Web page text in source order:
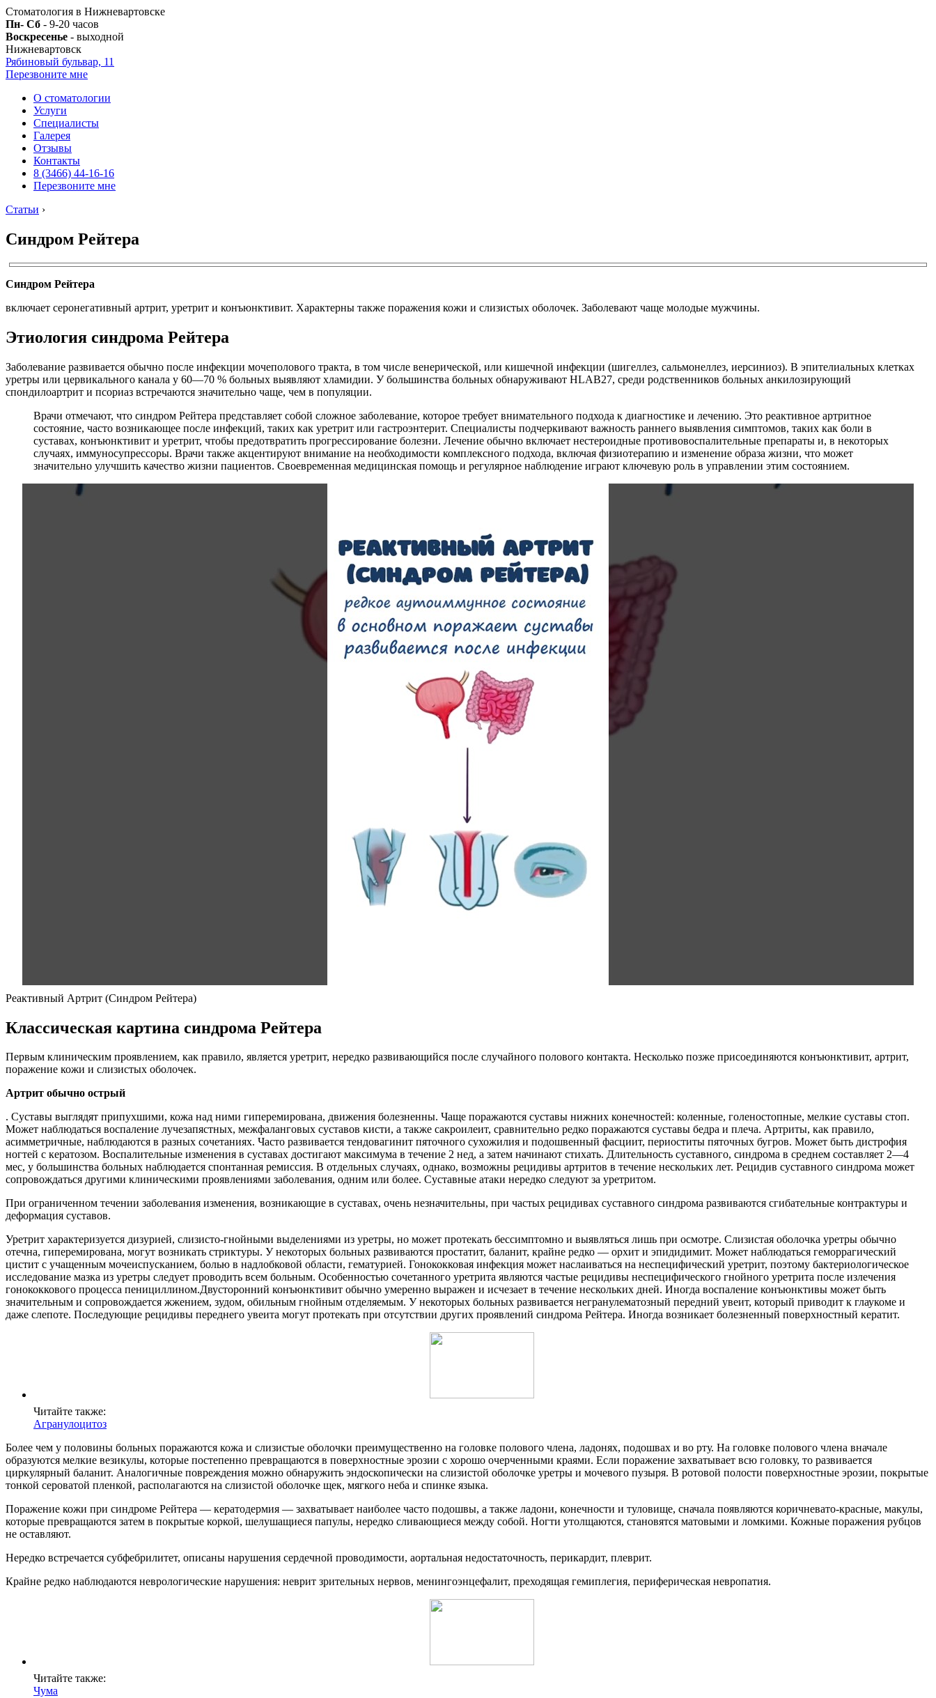
Стоматология в Нижневартовске
Пн- Сб - 9-20 часов
Воскресенье - выходной
Нижневартовск
Рябиновый бульвар, 11
Перезвоните мне
О стоматологии
Услуги
Специалисты
Галерея
Отзывы
Контакты
8 (3466) 44-16-16
Перезвоните мне
Статьи ›
Синдром Рейтера
Синдром Рейтера
включает серонегативный артрит, уретрит и конъюнктивит. Характерны также поражения кожи и слизистых оболочек. Заболевают чаще молодые мужчины.
Этиология синдрома Рейтера
Заболевание развивается обычно после инфекции мочеполового тракта, в том числе венерической, или кишечной инфекции (шигеллез, сальмонеллез, иерсиниоз). В эпителиальных клетках
уретры или цервикального канала у 60—70 % больных выявляют хламидии. У большинства больных обнаруживают HLAB27, среди родственников больных анкилозирующий
спондилоартрит и псориаз встречаются значительно чаще, чем в популяции.
Врачи отмечают, что синдром Рейтера представляет собой сложное заболевание, которое требует внимательного подхода к диагностике и лечению. Это реактивное артритное
состояние, часто возникающее после инфекций, таких как уретрит или гастроэнтерит. Специалисты подчеркивают важность раннего выявления симптомов, таких как боли в
суставах, конъюнктивит и уретрит, чтобы предотвратить прогрессирование болезни. Лечение обычно включает нестероидные противовоспалительные препараты и, в некоторых
случаях, иммуносупрессоры. Врачи также акцентируют внимание на необходимости комплексного подхода, включая физиотерапию и изменение образа жизни, что может
значительно улучшить качество жизни пациентов. Своевременная медицинская помощь и регулярное наблюдение играют ключевую роль в управлении этим состоянием.
Реактивный Артрит (Синдром Рейтера)
Классическая картина синдрома Рейтера
Первым клиническим проявлением, как правило, является уретрит, нередко развивающийся после случайного полового контакта. Несколько позже присоединяются конъюнктивит, артрит,
поражение кожи и слизистых оболочек.
Артрит обычно острый
. Суставы выглядят припухшими, кожа над ними гиперемирована, движения болезненны. Чаще поражаются суставы нижних конечностей: коленные, голеностопные, мелкие суставы стоп.
Может наблюдаться воспаление лучезапястных, межфаланговых суставов кисти, а также сакроилеит, сравнительно редко поражаются суставы бедра и плеча. Артриты, как правило,
асимметричные, наблюдаются в разных сочетаниях. Часто развивается тендовагинит пяточного сухожилия и подошвенный фасциит, периоститы пяточных бугров. Может быть дистрофия
ногтей с кератозом. Воспалительные изменения в суставах достигают максимума в течение 2 нед, а затем начинают стихать. Длительность суставного, синдрома в среднем составляет 2—4
мес, у большинства больных наблюдается спонтанная ремиссия. В отдельных случаях, однако, возможны рецидивы артритов в течение нескольких лет. Рецидив суставного синдрома может
сопровождаться другими клиническими проявлениями заболевания, одним или более. Суставные атаки нередко следуют за уретритом.
При ограниченном течении заболевания изменения, возникающие в суставах, очень незначительны, при частых рецидивах суставного синдрома развиваются сгибательные контрактуры и
деформация суставов.
Уретрит характеризуется дизурией, слизисто-гнойными выделениями из уретры, но может протекать бессимптомно и выявляться лишь при осмотре. Слизистая оболочка уретры обычно
отечна, гиперемирована, могут возникать стриктуры. У некоторых больных развиваются простатит, баланит, крайне редко — орхит и эпидидимит. Может наблюдаться геморрагический
цистит с учащенным мочеиспусканием, болью в надлобковой области, гематурией. Гонококковая инфекция может наслаиваться на неспецифический уретрит, поэтому бактериологическое
исследование мазка из уретры следует проводить всем больным. Особенностью сочетанного уретрита являются частые рецидивы неспецифического гнойного уретрита после излечения
гонококкового процесса пенициллином.Двусторонний конъюнктивит обычно умеренно выражен и исчезает в течение нескольких дней. Иногда воспаление конъюнктивы может быть
значительным и сопровождается жжением, зудом, обильным гнойным отделяемым. У некоторых больных развивается негранулематозный передний увеит, который приводит к глаукоме и
даже слепоте. Последующие рецидивы переднего увеита могут протекать при отсутствии других проявлений синдрома Рейтера. Иногда возникает болезненный поверхностный кератит.
Читайте также:
Агранулоцитоз
Более чем у половины больных поражаются кожа и слизистые оболочки преимущественно на головке полового члена, ладонях, подошвах и во рту. На головке полового члена вначале
образуются мелкие везикулы, которые постепенно превращаются в поверхностные эрозии с хорошо очерченными краями. Если поражение захватывает всю головку, то развивается
циркулярный баланит. Аналогичные повреждения можно обнаружить эндоскопически на слизистой оболочке уретры и мочевого пузыря. В ротовой полости поверхностные эрозии, покрытые
тонкой сероватой пленкой, располагаются на слизистой оболочке щек, мягкого неба и спинке языка.
Поражение кожи при синдроме Рейтера — кератодермия — захватывает наиболее часто подошвы, а также ладони, конечности и туловище, сначала появляются коричневато-красные, макулы,
которые превращаются затем в покрытые коркой, шелушащиеся папулы, нередко сливающиеся между собой. Ногти утолщаются, становятся матовыми и ломкими. Кожные поражения рубцов
не оставляют.
Нередко встречается субфебрилитет, описаны нарушения сердечной проводимости, аортальная недостаточность, перикардит, плеврит.
Крайне редко наблюдаются неврологические нарушения: неврит зрительных нервов, менингоэнцефалит, преходящая гемиплегия, периферическая невропатия.
Читайте также:
Чума